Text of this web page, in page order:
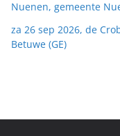
Nuenen, gemeente
za 26 sep 2026, de
Betuwe (GE)